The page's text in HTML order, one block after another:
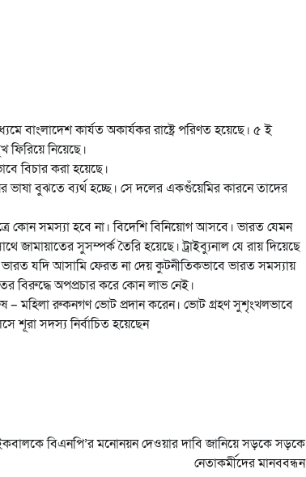
বাংলাদেশ কার্যত অকার্যকর রাষ্ট্রে পরিণত হয়েছে। ৫ ই
নিয়েছে।
বিচার করা হয়েছে।
ভাষা বুঝতে ব্যর্থ হচ্ছে। সে দলের একগুঁয়েমির কারনে তাদের
কোন সমস্যা হবে না। বিদেশি বিনিয়োগ আসবে। ভারত যেমন
সুসম্পর্ক তৈরি হয়েছে। ট্রাইব্যুনাল যে রায় দিয়েছে
যদি আসামি ফেরত না দেয় কুটনীতিকভাবে ভারত সমস্যায়
বিরুদ্ধে অপপ্রচার করে কোন লাভ নেই।
– মহিলা রুকনগণ ভোট প্রদান করেন। ভোট গ্রহণ সুশৃংখলভাবে
শূরা সদস্য নির্বাচিত হয়েছেন
বিএনপি’র মনোনয়ন দেওয়ার দাবি জানিয়ে সড়কে সড়কে
নেতাকর্মীদের মানববন্ধন